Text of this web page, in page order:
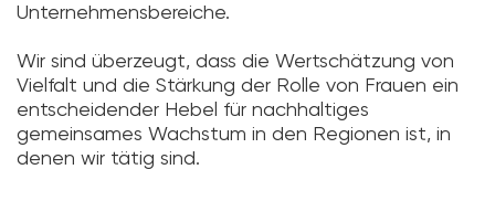
Unternehmensbereiche.
Wir sind überzeugt, dass die Wertschätzung von
Vielfalt und die Stärkung der Rolle von Frauen ein
entscheidender Hebel für nachhaltiges
gemeinsames Wachstum in den Regionen ist, in
denen wir tätig sind.